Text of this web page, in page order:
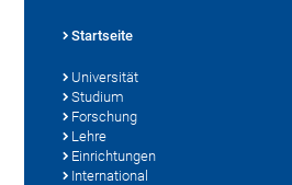
Startseite
Universität
Studium
Forschung
Lehre
Einrichtungen
International